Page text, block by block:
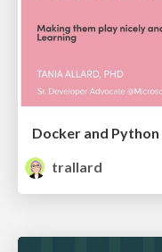
Docker and Python
trallard